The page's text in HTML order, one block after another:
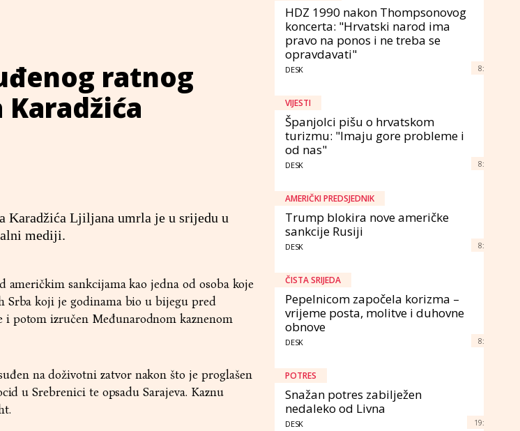
ratnog
Karadžića Ljiljana umrla je u srijedu u
mediji.
američkim sankcijama kao jedna od osoba koje
Srba koji je godinama bio u bijegu pred
i potom izručen Međunarodnom kaznenom
na doživotni zatvor nakon što je proglašen
u Srebrenici te opsadu Sarajeva. Kaznu
HDZ 1990 nakon Thompsonovog
koncerta: "Hrvatski narod ima
pravo na ponos i ne treba se
opravdavati"
DESK 8:
VIJESTI
Španjolci pišu o hrvatskom
turizmu: "Imaju gore probleme i
od nas"
DESK 8:
AMERIČKI PREDSJEDNIK
Trump blokira nove američke
sankcije Rusiji
DESK 8:
ČISTA SRIJEDA
Pepelnicom započela korizma –
vrijeme posta, molitve i duhovne
obnove
DESK 8:
POTRES
Snažan potres zabilježen
nedaleko od Livna
DESK 19: